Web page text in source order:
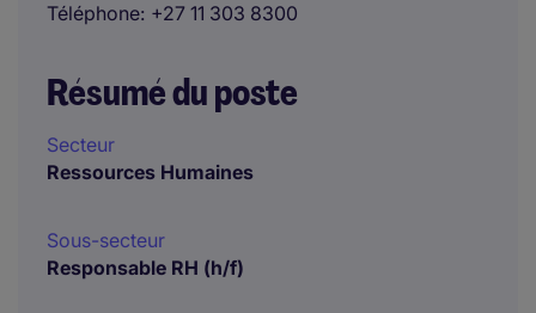
Téléphone +27 11 303 8300
Résumé du poste
Secteur
Ressources Humaines
Sous-secteur
Responsable RH (h/f)